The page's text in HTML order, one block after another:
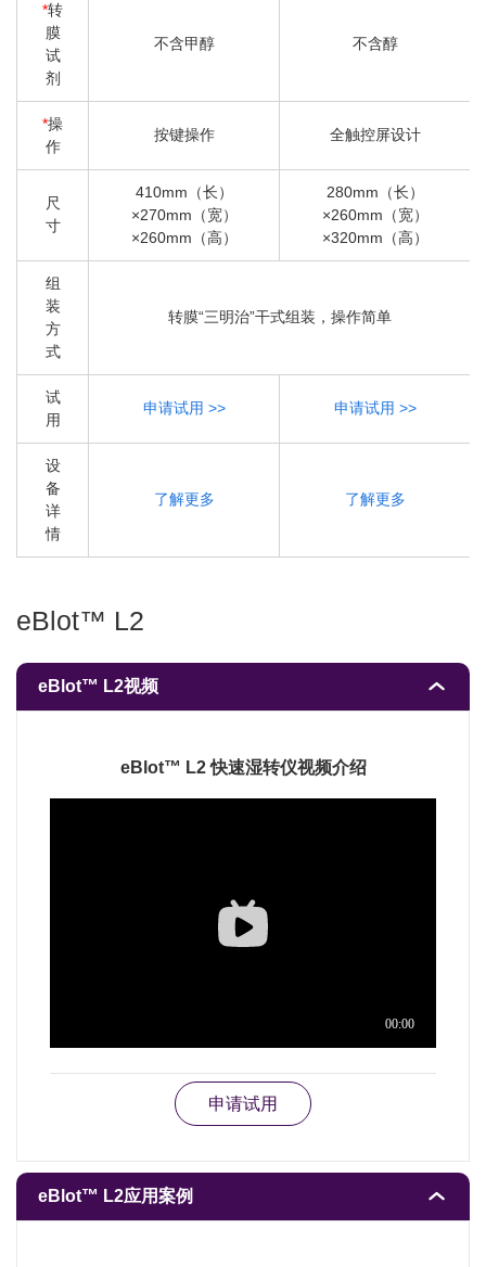
*转
膜
试
剂
不含甲醇 不含醇
*操
作
按键操作 全触控屏设计
尺
寸
410mm（长）
×270mm（宽）
×260mm（高）
280mm（长）
×260mm（宽）
×320mm（高）
组
装
方
式
转膜“三明治”干式组装，操作简单
试
用
申请试用 >> 申请试用 >>
设
备
详
情
了解更多 了解更多
eBlot™ L2
eBlot™ L2视频
eBlot™ L2 快速湿转仪视频介绍
申请试用
eBlot™ L2应用案例